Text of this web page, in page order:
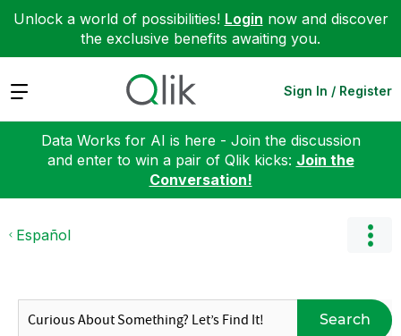
Unlock a world of possibilities! Login now and discover
the exclusive benefits awaiting you.
Expand Sign In / Register
Data Works for AI is here - Join the discussion
and enter to win a pair of Qlik kicks: Join the
Conversation!
Español
Search